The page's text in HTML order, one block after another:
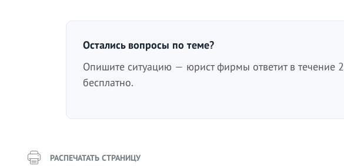
Остались вопросы по теме?
Опишите ситуацию — юрист фирмы ответит в течение
бесплатно.
РАСПЕЧАТАТЬ СТРАНИЦУ